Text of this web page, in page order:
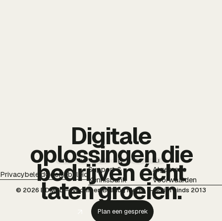
TT IG YT PI FB LI
PrivacybeleidCookiebeleid
Support &
Kennisbank
Algemene
Voorwaarden
© 2026 BDMNL — voorheen Bulldog Media — actief sinds 2013
Digitale
oplossingen die
bedrijven écht
laten groeien.
Plan een gesprek